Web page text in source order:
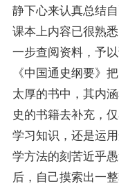
静下心来认真总结
课本上内容已很熟
一步查阅资料，予
《中国通史纲要》
太厚的书中，其内
史的书籍去补充，
学习知识，还是运
学方法的刻苦近乎
后，自己摸索出一